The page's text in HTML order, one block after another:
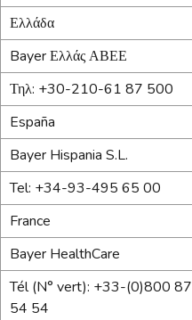
Ελλάδα
Bayer Ελλάς ΑΒΕΕ
Τηλ: +30-210-61 87 500
España
Bayer Hispania S.L.
Tel: +34-93-495 65 00
France
Bayer HealthCare
Tél (N° vert): +33-(0)800 87
54 54